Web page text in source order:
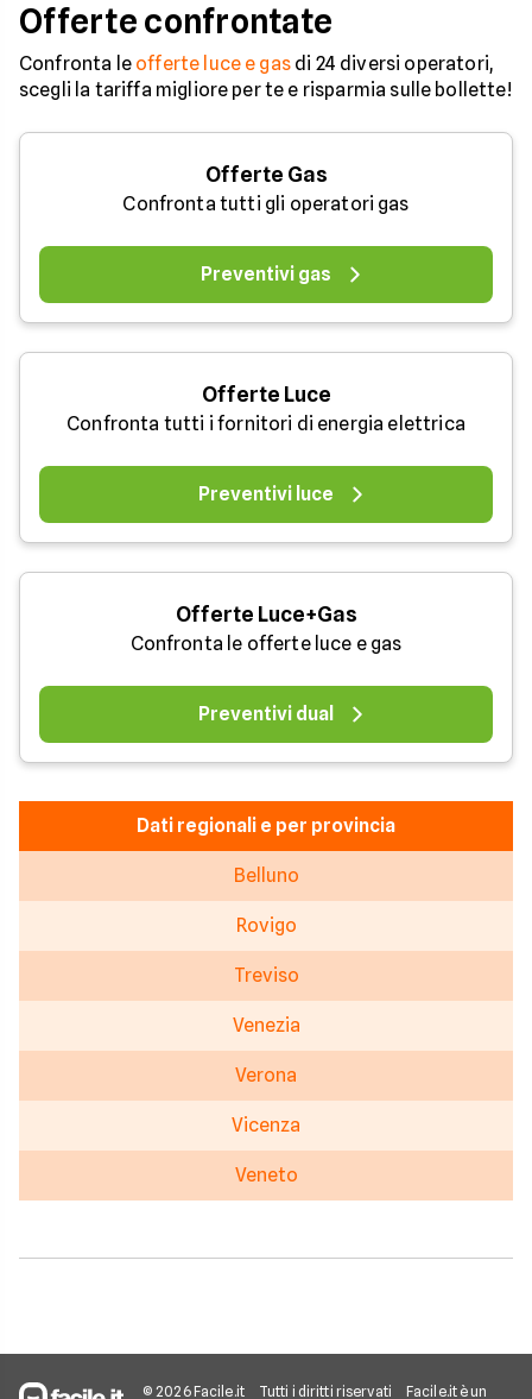
Offerte confrontate
Confronta le offerte luce e gasdi 24 diversi operatori,
scegli la tariffa migliore per te e risparmia sulle bollette!
Offerte Gas
Confronta tutti gli operatori gas
Preventivi gas
Offerte Luce
Confronta tutti i fornitori di energia elettrica
Preventivi luce
Offerte Luce+Gas
Confronta le offerte luce e gas
Preventivi dual
Dati regionali e per provincia
Belluno
Rovigo
Treviso
Venezia
Verona
Vicenza
Veneto
© 2026 Facile.it Tutti i diritti riservati
Facile.it è un